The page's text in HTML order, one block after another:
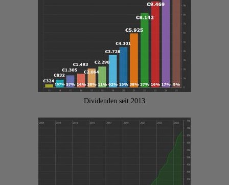
Dividenden seit 2013